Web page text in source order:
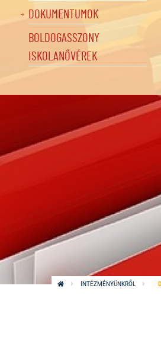
DOKUMENTUMOK
BOLDOGASSZONY
ISKOLANŐVÉREK
INTÉZMÉNYÜNKRŐL